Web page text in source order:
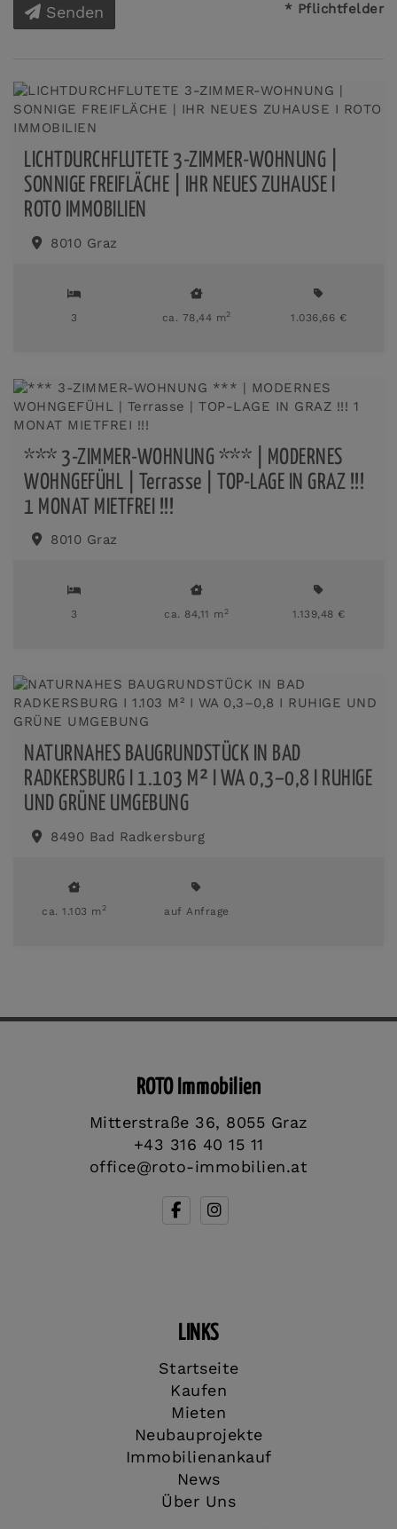
Senden * Pflichtfelder
LICHTDURCHFLUTETE 3-ZIMMER-WOHNUNG |
SONNIGE FREIFLÄCHE | IHR NEUES ZUHAUSE I
ROTO IMMOBILIEN
8010 Graz
3 ca. 78,44 m2 1.036,66 €
*** 3-ZIMMER-WOHNUNG *** | MODERNES
WOHNGEFÜHL | Terrasse | TOP-LAGE IN GRAZ !!!
1 MONAT MIETFREI !!!
8010 Graz
3 ca. 84,11 m2 1.139,48 €
NATURNAHES BAUGRUNDSTÜCK IN BAD
RADKERSBURG I 1.103 M² I WA 0,3–0,8 I RUHIGE
UND GRÜNE UMGEBUNG
8490 Bad Radkersburg
ca. 1.103 m2 auf Anfrage
ROTO Immobilien
Mitterstraße 36, 8055 Graz
+43 316 40 15 11
office@roto-immobilien.at
LINKS
Startseite
Kaufen
Mieten
Neubauprojekte
Immobilienankauf
News
Über Uns